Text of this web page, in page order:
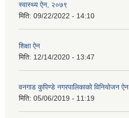
स्वास्थ्य ऐन, २०७९
मिति: 09/22/2022 - 14:10
शिक्षा ऐन
मिति: 12/14/2020 - 13:47
वनगाड कुपिण्डे नगरपालिकाको विनियोजन ऐन
मिति: 05/06/2019 - 11:19